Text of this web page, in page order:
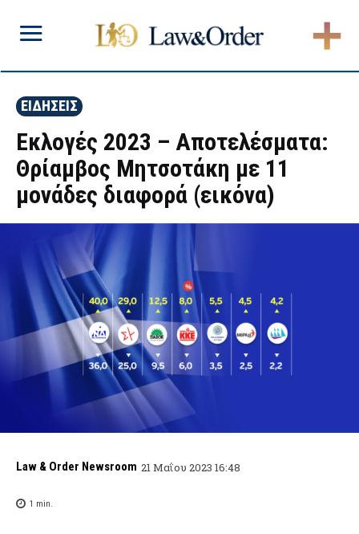
ΕΙΔΗΣΕΙΣ
Εκλογές 2023 – Αποτελέσματα:
Θρίαμβος Μητσοτάκη με 11
μονάδες διαφορά (εικόνα)
Law & Order Newsroom 21 Μαΐου 2023 16:48
1 min.